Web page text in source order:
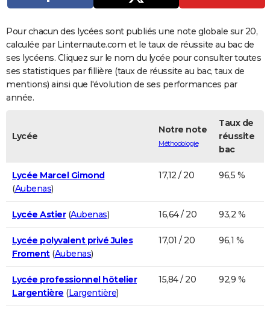
COPAINS D'AVANT
S'inscrire
Se connecter
Lycées
Collèges
Primaires
Universités
Entreprises
Service militaire
Avis de recherche
AVIS DE DÉCÈS
FORUM
Pour chacun des lycées sont publiés une note globale sur 20,
calculée par Linternaute.com et le taux de réussite au bac de
ses lycéens. Cliquez sur le nom du lycée pour consulter toutes
ses statistiques par fillière (taux de réussite au bac, taux de
mentions) ainsi que l'évolution de ses performances par
année.
Lycée
Notre note
Méthodologie
Taux de
réussite
bac
Lycée Marcel Gimond
(Aubenas)
17,12 / 20 96,5 %
Lycée Astier(Aubenas) 16,64 / 20 93,2 %
Lycée polyvalent privé Jules
Froment(Aubenas)
17,01 / 20 96,1 %
Lycée professionnel hôtelier
Largentière (Largentière)
15,84 / 20 92,9 %